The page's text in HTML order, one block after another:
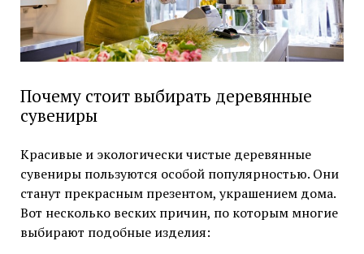
Почему стоит выбирать деревянные
сувениры
Красивые и экологически чистые деревянные
сувениры пользуются особой популярностью. Они
станут прекрасным презентом, украшением дома.
Вот несколько веских причин, по которым многие
выбирают подобные изделия: